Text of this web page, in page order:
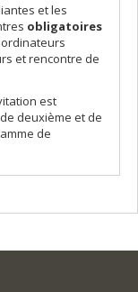
et les
obligatoires
et rencontre de
est
deuxième et de
de